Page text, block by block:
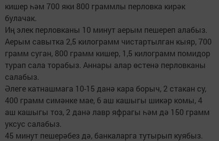
кишер һәм 700 яки 800 граммлы перловка кирәк
булачак.
Иң элек перловканы 10 минут аерым пешереп алабыз.
Аерым савытка 2,5 килограмм чистартылган кыяр, 700
грамм суган, 800 грамм кишер, 1,5 килограмм помидор
турап сала торабыз. Аннары алар өстенә перловканы
салабыз.
Әлеге катнашмага 10-15 данә кара борыч, 2 стакан су,
400 грамм симәнке мае, 6 аш кашыгы шикәр комы, 4
аш кашыгы тоз, 2 данә лавр яфрагы һәм дә 150 грамм
уксус салабыз.
45 минут пешерәбез дә, банкаларга тутырып куябыз.